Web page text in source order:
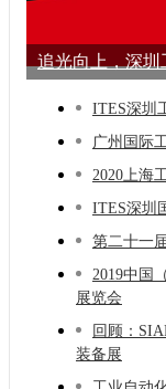
追光向上，深圳
ITES深圳
广州国际
2020上海
ITES深圳
第二十一
2019中国
展览会
回顾：
装备展